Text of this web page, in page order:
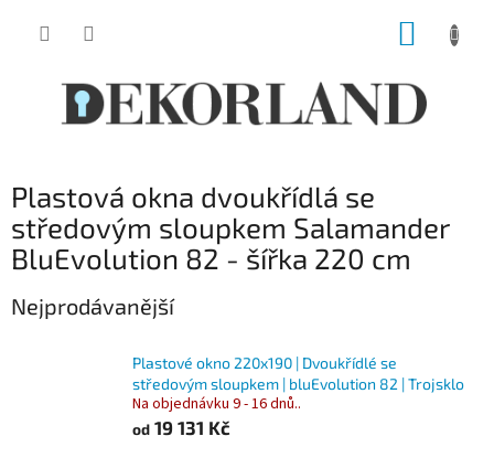
Plastová okna dvoukřídlá se
středovým sloupkem Salamander
BluEvolution 82 - šířka 220 cm
Nejprodávanější
Plastové okno 220x190 | Dvoukřídlé se
středovým sloupkem | bluEvolution 82 | Trojsklo
Na objednávku 9 - 16 dnů..
od 19 131 Kč